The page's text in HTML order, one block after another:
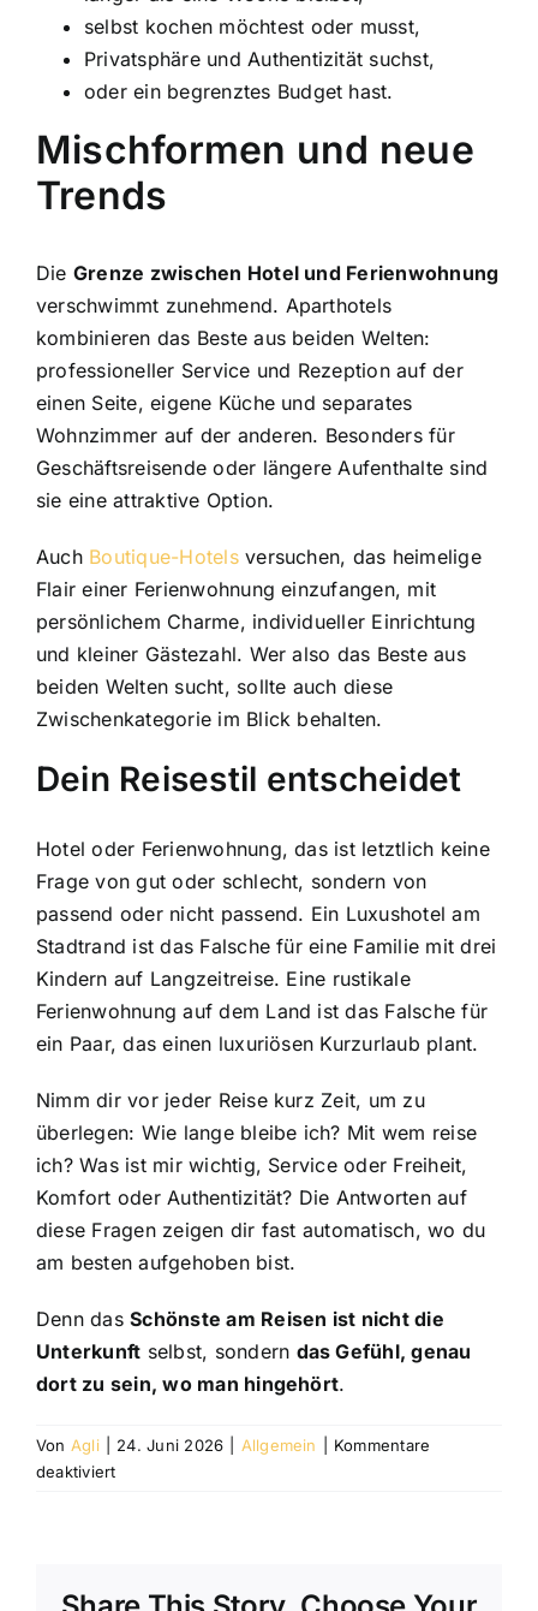
selbst kochen möchtest oder musst,
Privatsphäre und Authentizität suchst,
oder ein begrenztes Budget hast.
Mischformen und neue
Trends
Die Grenze zwischen Hotel und Ferienwohnung
verschwimmt zunehmend. Aparthotels
kombinieren das Beste aus beiden Welten:
professioneller Service und Rezeption auf der
einen Seite, eigene Küche und separates
Wohnzimmer auf der anderen. Besonders für
Geschäftsreisende oder längere Aufenthalte sind
sie eine attraktive Option.
Auch Boutique-Hotelsversuchen, das heimelige
Flair einer Ferienwohnung einzufangen, mit
persönlichem Charme, individueller Einrichtung
und kleiner Gästezahl. Wer also das Beste aus
beiden Welten sucht, sollte auch diese
Zwischenkategorie im Blick behalten.
Dein Reisestil entscheidet
Hotel oder Ferienwohnung, das ist letztlich keine
Frage von gut oder schlecht, sondern von
passend oder nicht passend. Ein Luxushotel am
Stadtrand ist das Falsche für eine Familie mit drei
Kindern auf Langzeitreise. Eine rustikale
Ferienwohnung auf dem Land ist das Falsche für
ein Paar, das einen luxuriösen Kurzurlaub plant.
Nimm dir vor jeder Reise kurz Zeit, um zu
überlegen: Wie lange bleibe ich? Mit wem reise
ich? Was ist mir wichtig, Service oder Freiheit,
Komfort oder Authentizität? Die Antworten auf
diese Fragen zeigen dir fast automatisch, wo du
am besten aufgehoben bist.
Denn dasSchönste am Reisen ist nicht die
Unterkunft selbst, sondern das Gefühl, genau
dort zu sein, wo man hingehört.
Von Agli 24. Juni 2026 Allgemein
Kommentare
deaktiviertfür
welche